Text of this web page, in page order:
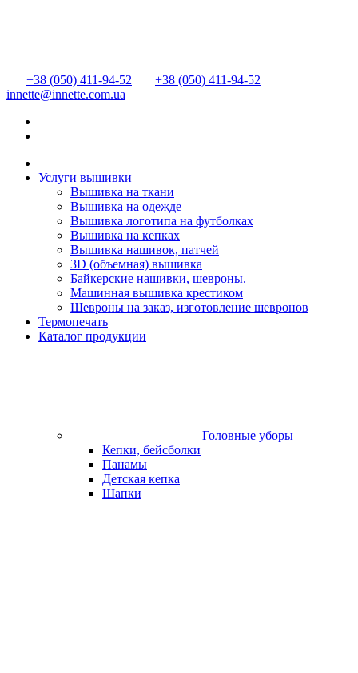
+38 (050) 411-94-52
+38 (050) 411-94-52
innette@innette.com.ua
Услуги вышивки
Вышивка на ткани
Вышивка на одежде
Вышивка логотипа на футболках
Вышивка на кепках
Вышивка нашивок, патчей
3D (объемная) вышивка
Байкерские нашивки, шевроны.
Машинная вышивка крестиком
Шевроны на заказ, изготовление шевронов
Термопечать
Каталог продукции
Головные уборы
Кепки, бейсболки
Панамы
Детская кепка
Шапки